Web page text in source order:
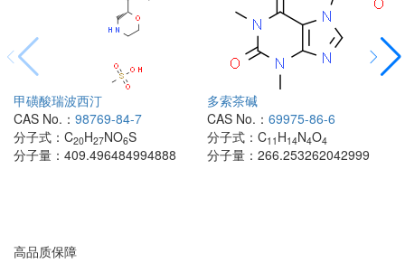
甲磺酸瑞波西汀
CAS No.： 98769-84-7
分子式： C20H27NO6S
分子量： 409.496484994888
多索茶碱
CAS No.： 69975-86-6
分子式： C11 H14N4O4
分子量： 266.253262042999
高品质保障